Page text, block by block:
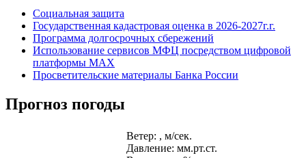
Социальная защита
Государственная кадастровая оценка в 2026-2027г.г.
Программа долгосрочных сбережений
Использование сервисов МФЦ посредством цифровой
платформы MAX
Просветительские материалы Банка России
Прогноз погоды
Ветер: , м/сек.
Давление: мм.рт.ст.